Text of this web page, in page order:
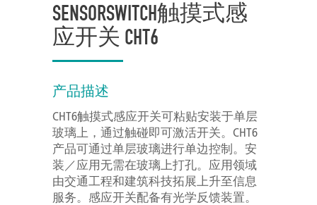
SENSORSWITCH触摸式感
应开关 CHT6
产品描述
CHT6触摸式感应开关可粘贴安装于单层
玻璃上，通过触碰即可激活开关。CHT6
产品可通过单层玻璃进行单边控制。安
装／应用无需在玻璃上打孔。应用领域
由交通工程和建筑科技拓展上升至信息
服务。感应开关配备有光学反馈装置。